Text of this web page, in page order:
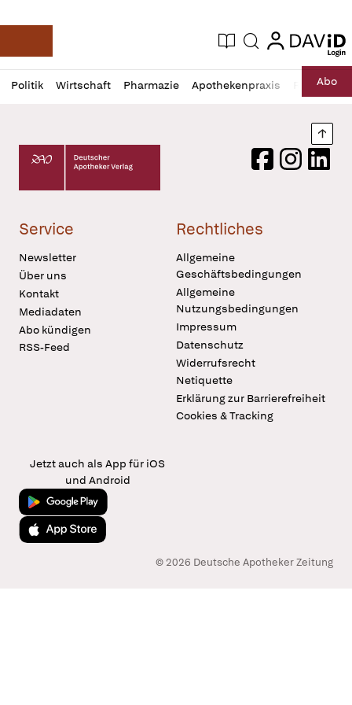
Deutsche Apotheker Zeitung
Aktuelle Ausgabe
Suche login
login
Politik Wirtschaft Pharmazie Apothekenpraxis RechtAbo
Profil
öffnen
Daz
Pur
Deutscher Apotheker Verlag Logo
FacebookInstagram
Service
Newsletter
Über uns
Kontakt
Mediadaten
Abo kündigen
RSS-Feed
Rechtliches
Allgemeine
Geschäftsbedingungen
Allgemeine
Nutzungsbedingungen
Impressum
Datenschutz
Widerrufsrecht
Netiquette
Erklärung zur Barrierefreiheit
Cookies & Tracking
Jetzt auch als App für iOS
und Android
Jetzt bei Google Play
Laden im App Store
© 2026 Deutsche Apotheker Zeitung